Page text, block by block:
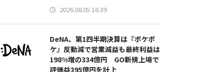
2026.08.05 16:39
DeNA、第1四半期決算は『ポケポ
ケ』反動減で営業減益も最終利益は
198%増の334億円 GO新規上場で
評価益395億円を計上